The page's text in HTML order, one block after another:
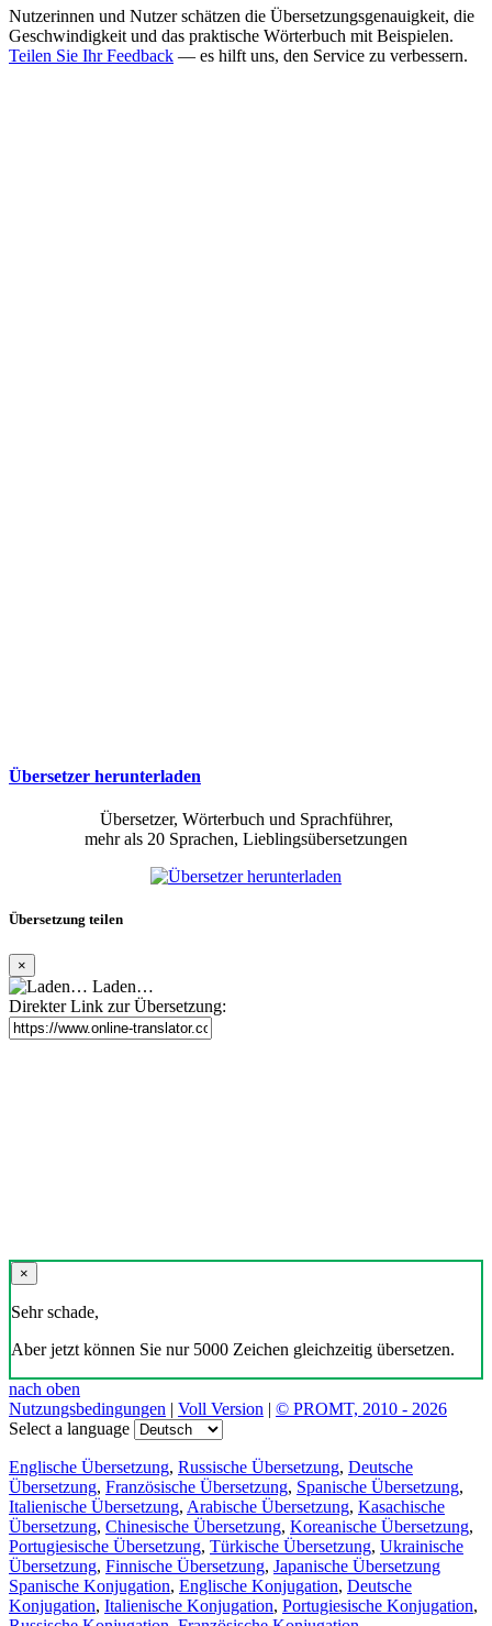
Nutzerinnen und Nutzer schätzen die Übersetzungsgenauigkeit, die
Geschwindigkeit und das praktische Wörterbuch mit Beispielen.
Teilen Sie Ihr Feedback — es hilft uns, den Service zu verbessern.
Übersetzer herunterladen
Übersetzer, Wörterbuch und Sprachführer,
mehr als 20 Sprachen, Lieblingsübersetzungen
Übersetzung teilen
×
Laden…
Direkter Link zur Übersetzung:
×
Sehr schade,
Aber jetzt können Sie nur 5000 Zeichen gleichzeitig übersetzen.
nach oben
Nutzungsbedingungen | Voll Version | © PROMT, 2010 - 2026
Select a language
Englische Übersetzung, Russische Übersetzung, Deutsche
Übersetzung, Französische Übersetzung, Spanische Übersetzung,
Italienische Übersetzung, Arabische Übersetzung, Kasachische
Übersetzung, Chinesische Übersetzung, Koreanische Übersetzung,
Portugiesische Übersetzung, Türkische Übersetzung, Ukrainische
Übersetzung, Finnische Übersetzung, Japanische Übersetzung
Spanische Konjugation, Englische Konjugation, Deutsche
Konjugation, Italienische Konjugation, Portugiesische Konjugation,